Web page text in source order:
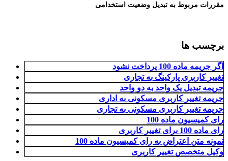
مقررات مربوط به تبدیل وضعیت استخدامی
برچسب ها
اگر جریمه ماده 100 پرداخت نشود
تغییر کاربری پارکینگ به تجاری
جریمه تبدیل یک واحد به دو واحد
جریمه تغییر کاربری مسکونی به اداری
جریمه تغییر کاربری مسکونی به تجاری
رای کمیسیون ماده 100
رای ماده 100 برای تغییر کاربری
نمونه متن اعتراض به رای کمیسیون ماده 100
وکیل متخصص تغییر کاربری